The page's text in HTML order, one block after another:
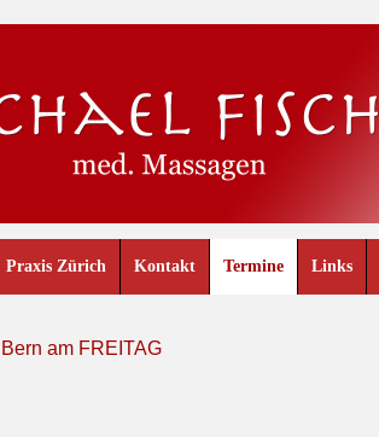
Praxis Zürich Kontakt Termine Links
am FREITAG